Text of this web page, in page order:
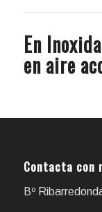
En
en aire
Contacta con
Bº